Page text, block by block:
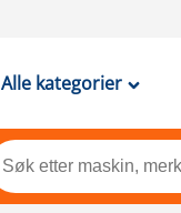
Alle kategorier